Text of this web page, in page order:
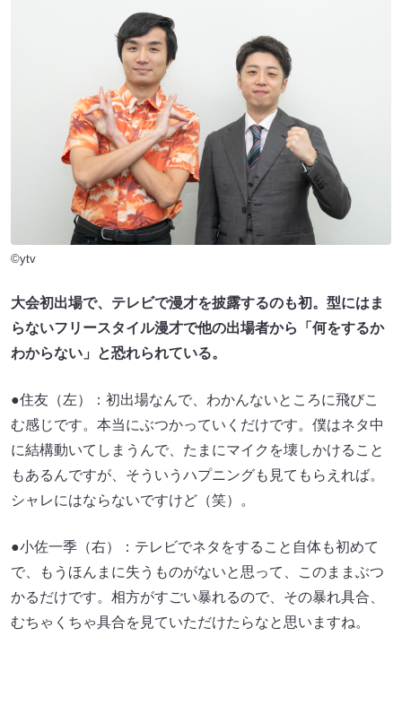
©ytv
大会初出場で、テレビで漫才を披露するのも初。型にはま
らないフリースタイル漫才で他の出場者から「何をするか
わからない」と恐れられている。
●住友（左）：初出場なんで、わかんないところに飛びこ
む感じです。本当にぶつかっていくだけです。僕はネタ中
に結構動いてしまうんで、たまにマイクを壊しかけること
もあるんですが、そういうハプニングも見てもらえれば。
シャレにはならないですけど（笑）。
●小佐一季（右）：テレビでネタをすること自体も初めて
で、もうほんまに失うものがないと思って、このままぶつ
かるだけです。相方がすごい暴れるので、その暴れ具合、
むちゃくちゃ具合を見ていただけたらなと思いますね。